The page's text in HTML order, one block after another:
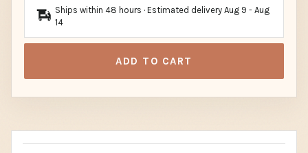
Ships within 48 hours · Estimated delivery Aug 9 - Aug
14
ADD TO CART